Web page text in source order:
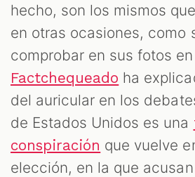
hecho, son los mismos
en otras ocasiones, como
comprobar en sus fotos
Factchequeado ha
del auricular en los
de Estados Unidos es una
conspiración que vuelve
elección, en la que